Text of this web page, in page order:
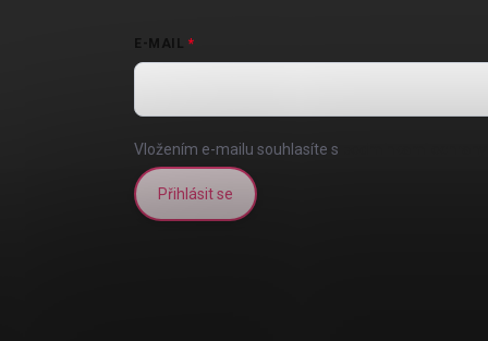
E-MAIL
Vložením e-mailu souhlasíte s
Přihlásit se